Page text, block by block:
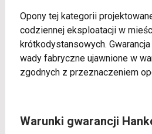
Opony tej kategorii
codziennej eksploatacji w
krótkodystansowych.
wady fabryczne ujawnione w
zgodnych z przeznaczeniem
Warunki gwarancji